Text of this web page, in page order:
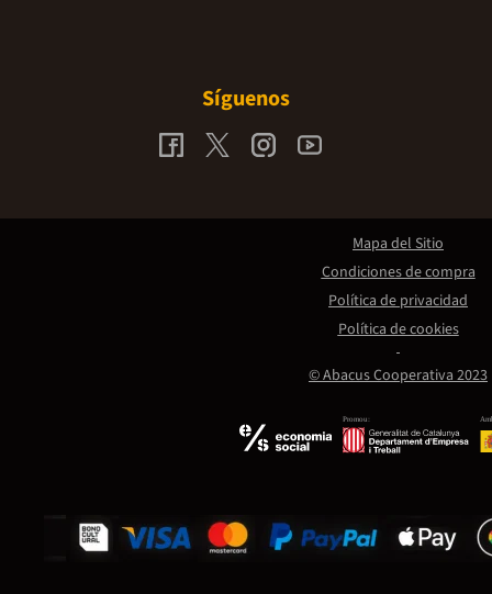
Síguenos
Promou:
© Abacus Cooperativa 2023
Mapa del Sitio
Condiciones de compra
Política de privacidad
Política de cookies